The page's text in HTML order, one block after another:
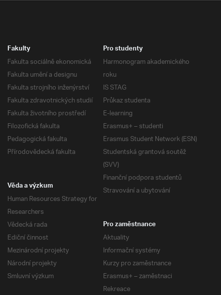
Fakulty
Fakulta sociálně ekonomická
Fakulta umění a designu
Fakulta strojního inženýrství
Fakulta zdravotnických studií
Fakulta životního prostředí
Filozofická fakulta
Pedagogická fakulta
Přírodovědecká fakulta
Pro studenty
Harmonogram akademického
roku
IS STAG
Průkaz studenta
E-learning
Erasmus+ – studenti
Erasmus Student Network (ESN)
Studentská grantová soutěž
(SVV)
Finanční podpora studentů
Stravování a ubytování
Věda a výzkum
Human Resources Strategy for
Researchers
Vědecká rada
Ediční činnost
Mezinárodní projekty
Národní projekty
Smluvní výzkum
Pro zaměstnance
Aktuality
Informační systémy
Kurzy pro zaměstnance
Erasmus+ – zaměstnaci
Rekreace